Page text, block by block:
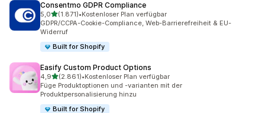
Consentmo GDPR Compliance
5,0von 5 Sternen
(1.871)
1871 Rezensionen insgesamt
•Kostenloser Plan verfügbar
GDPR/CCPA-Cookie-Compliance, Web-Barrierefreiheit & EU-
Widerruf
Built for Shopify
Easify Custom Product Options
4,9von 5 Sternen
(2.861)
2861 Rezensionen insgesamt
•Kostenloser Plan verfügbar
Füge Produktoptionen und -varianten mit der
Produktpersonalisierung hinzu
Built for Shopify